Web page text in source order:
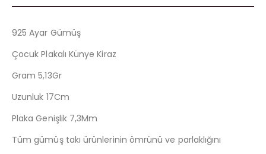
925 Ayar Gümüş
Çocuk Plakalı Künye Kiraz
Gram 5,13Gr
Uzunluk 17Cm
Plaka Genişlik 7,3Mm
Tüm gümüş takı ürünlerinin ömrünü ve parlaklığını